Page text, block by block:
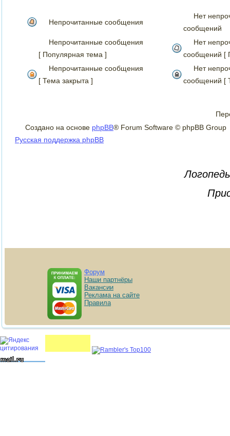
Непрочитанные сообщения
Нет
сообщений
Непрочитанные сообщения
[ Популярная тема ]
Нет
сообщений [
Непрочитанные сообщения
[ Тема закрыта ]
Нет
сообщений [
Создано на основе phpBB® Forum Software © phpBB Group
Русская поддержка phpBB
Форум
Наши партнёры
Вакансии
Реклама на сайте
Правила